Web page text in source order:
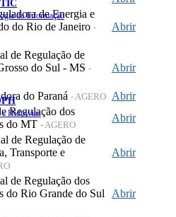
da Informação
e Hidrovias
de Energia e
do Rio de Janeiro -
Abrir
de Regulação de
do Sul - MS -
Abrir
do Paraná - AGERO Abrir
Regulação dos
do MT - AGERO
Abrir
de Regulação de
Transporte e
Abrir
de Regulação dos
do Rio Grande do Sul
Abrir